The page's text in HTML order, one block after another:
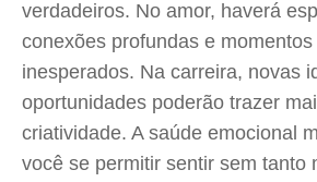
verdadeiros. No amor, haverá
conexões profundas e
inesperados. Na carreira, novas
oportunidades poderão trazer
criatividade. A saúde emocional
você se permitir sentir sem tanto